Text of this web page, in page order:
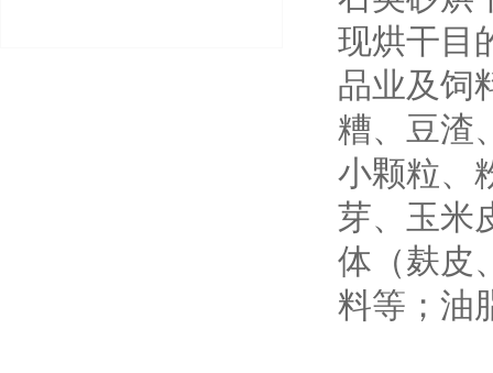
现烘干目
品业及饲
糟、豆渣
小颗粒、
芽、玉米
体（麸皮
料等；油